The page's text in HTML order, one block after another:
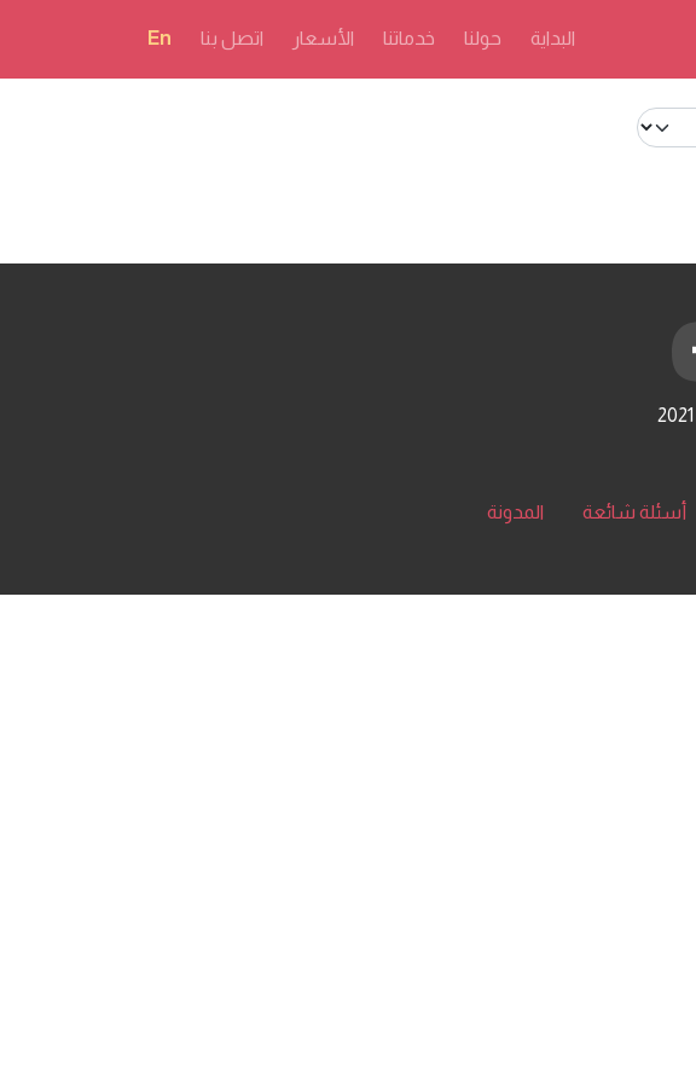
البداية حولنا خدماتنا الأسعار اتصل بنا En
أسئلة شائعة المدونة